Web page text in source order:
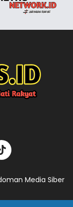
Media Siber